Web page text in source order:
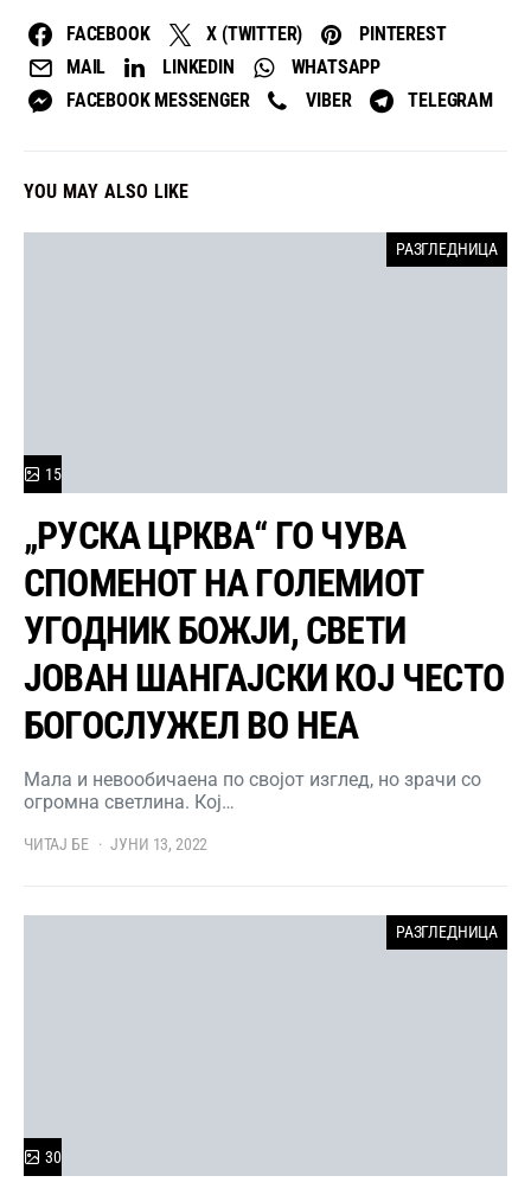
FACEBOOK X (TWITTER)
PINTEREST
MAIL
LINKEDIN
WHATSAPP
FACEBOOK MESSENGER
VIBER TELEGRAM
YOU MAY ALSO LIKE
РАЗГЛЕДНИЦА
15
„РУСКА ЦРКВА“ ГО ЧУВА
СПОМЕНОТ НА ГОЛЕМИОТ
УГОДНИК БОЖЈИ, СВЕТИ
ЈОВАН ШАНГАЈСКИ КОЈ ЧЕСТО
БОГОСЛУЖЕЛ ВО НЕА
Мала и невообичаена по својот изглед, но зрачи со
огромна светлина. Кој…
ЧИТАЈ БЕ ЈУНИ 13, 2022
РАЗГЛЕДНИЦА
30